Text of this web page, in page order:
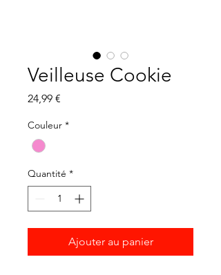
Veilleuse Cookie
24,99 €
Couleur *
Quantité *
Ajouter au panier